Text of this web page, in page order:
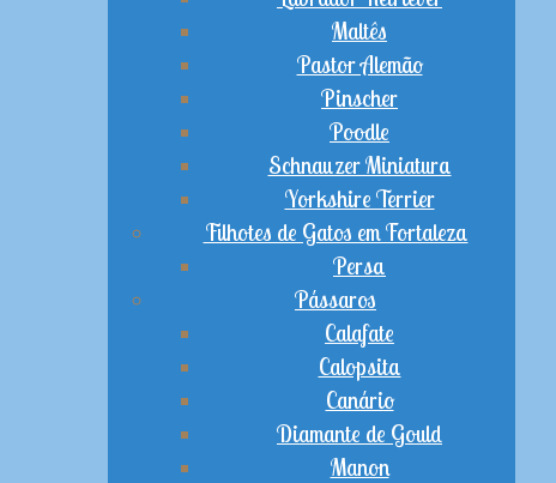
Maltês
Pastor Alemão
Pinscher
Poodle
Schnauzer Miniatura
Yorkshire Terrier
Filhotes de Gatos em Fortaleza
Persa
Pássaros
Calafate
Calopsita
Canário
Diamante de Gould
Manon